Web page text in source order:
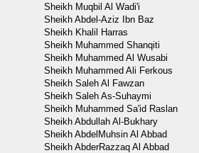
Sheikh Muqbil Al Wadi'i
Sheikh Abdel-Aziz Ibn Baz
Sheikh Khalil Harras
Sheikh Muhammed Shanqiti
Sheikh Muhammed Al Wusabi
Sheikh Muhammed Ali Ferkous
Sheikh Saleh Al Fawzan
Sheikh Saleh As-Suhaymi
Sheikh Muhammed Sa'id Raslan
Sheikh Abdullah Al-Bukhary
Sheikh AbdelMuhsin Al Abbad
Sheikh AbderRazzaq Al Abbad